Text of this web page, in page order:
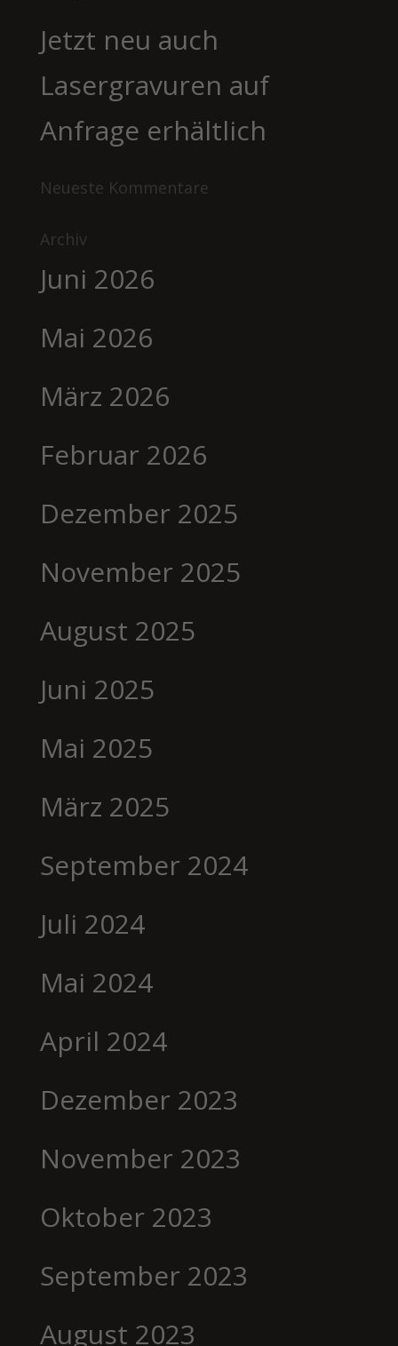
Jetzt neu auch
Lasergravuren auf
Anfrage erhältlich
Neueste Kommentare
Archiv
Juni 2026
Mai 2026
März 2026
Februar 2026
Dezember 2025
November 2025
August 2025
Juni 2025
Mai 2025
März 2025
September 2024
Juli 2024
Mai 2024
April 2024
Dezember 2023
November 2023
Oktober 2023
September 2023
August 2023